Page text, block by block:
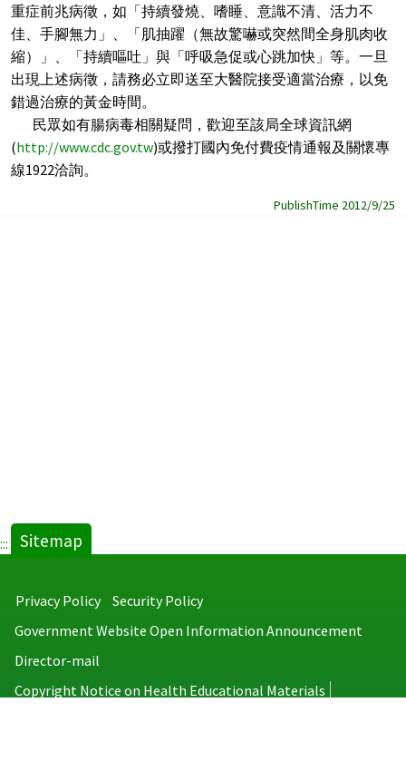
重症前兆病徵，如「持續發燒、嗜睡、意識不清、活力不
佳、手腳無力」、「肌抽躍（無故驚嚇或突然間全身肌肉收
縮）」、「持續嘔吐」與「呼吸急促或心跳加快」等。一旦
出現上述病徵，請務必立即送至大醫院接受適當治療，以免
錯過治療的黃金時間。
民眾如有腸病毒相關疑問，歡迎至該局全球資訊網
(http://www.cdc.gov.tw)或撥打國內免付費疫情通報及關懷專
線1922洽詢。
PublishTime 2012/9/25
::: Sitemap
Privacy Policy
Security Policy
Government Website Open Information Announcement
Director-mail
Copyright Notice on Health Educational Materials